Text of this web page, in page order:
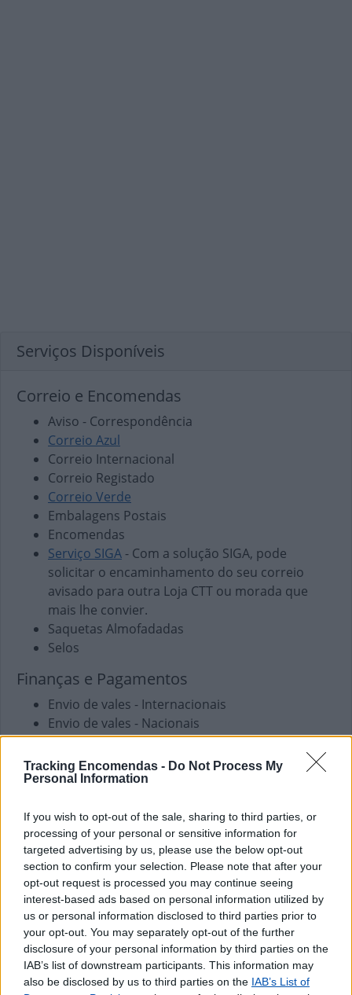
Tracking Encomendas - Do Not Process My
Personal Information
If you wish to opt-out of the sale, sharing to third parties, or
processing of your personal or sensitive information for
targeted advertising by us, please use the below opt-out
section to confirm your selection. Please note that after your
opt-out request is processed you may continue seeing
interest-based ads based on personal information utilized by
us or personal information disclosed to third parties prior to
your opt-out. You may separately opt-out of the further
disclosure of your personal information by third parties on the
IAB’s list of downstream participants. This information may
also be disclosed by us to third parties on the IAB’s List of
Serviços Disponíveis
Correio e Encomendas
Aviso - Correspondência
Correio Azul
Correio Internacional
Correio Registado
Correio Verde
Embalagens Postais
Encomendas
Serviço SIGA - Com a solução SIGA, pode
solicitar o encaminhamento do seu correio
avisado para outra Loja CTT ou morada que
mais lhe convier.
Saquetas Almofadadas
Selos
Finanças e Pagamentos
Envio de vales - Internacionais
Envio de vales - Nacionais
Pagamento de Faturas
Pagamento de Portagens
Pagamento de Vales
Outros Serviços
Carregamento de Telemóveis